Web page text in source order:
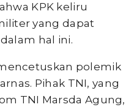
KPK keliru
yang dapat
hal ini.
polemik
Pihak TNI, yang
TNI Marsda Agung,